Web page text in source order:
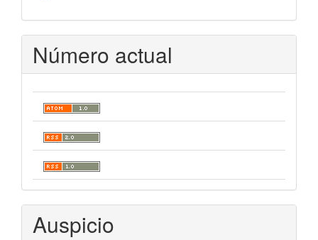
Número actual
Auspicio